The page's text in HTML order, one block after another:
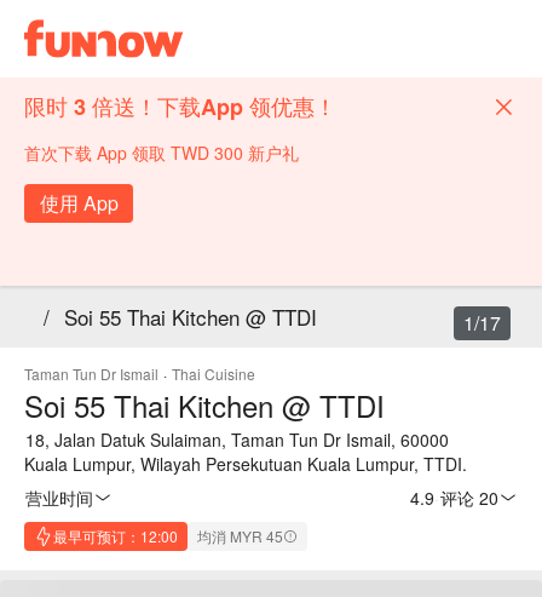
限时 3 倍送！下载App 领优惠！
首次下载 App 领取 TWD 300 新户礼
使用 App
/ Soi 55 Thai Kitchen @ TTDI
Taman Tun Dr Ismail · Thai Cuisine
Soi 55 Thai Kitchen @ TTDI
18, Jalan Datuk Sulaiman, Taman Tun Dr Ismail, 60000
Kuala Lumpur, Wilayah Persekutuan Kuala Lumpur, TTDI.
营业时间
4.9 评论 20
最早可预订：12:00 均消 MYR 45
1/17